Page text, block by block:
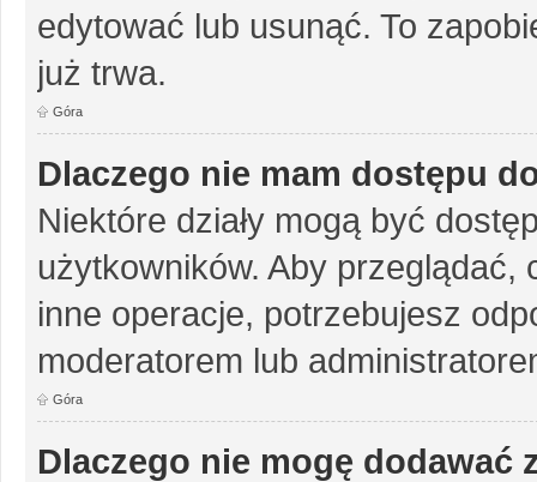
edytować lub usunąć. To
już trwa.
Góra
Dlaczego nie mam dostępu
Niektóre działy mogą być
użytkowników. Aby
inne operacje, potrzebujesz
moderatorem lub
Góra
Dlaczego nie mogę dodawać